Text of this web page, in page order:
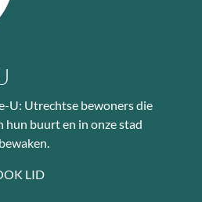
U: Utrechtse bewoners die
hun buurt en in onze stad
LID